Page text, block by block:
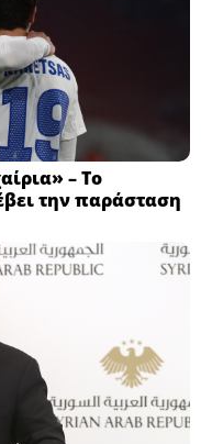
– Το
την παράσταση